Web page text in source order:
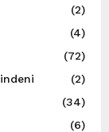
(2)
(4)
(72)
(2)
(34)
(6)